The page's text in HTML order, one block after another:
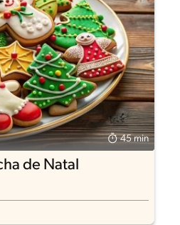
45 min
de Natal